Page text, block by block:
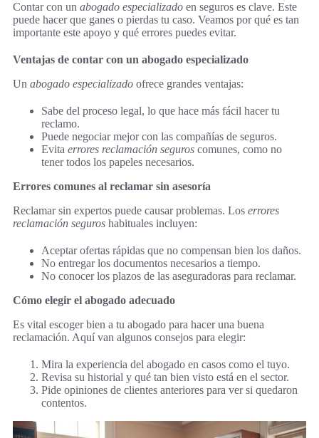
Contar con un abogado especializado en seguros es clave. Este
puede hacer que ganes o pierdas tu caso. Veamos por qué es tan
importante este apoyo y qué errores puedes evitar.
Ventajas de contar con un abogado especializado
Un abogado especializado ofrece grandes ventajas:
Sabe del proceso legal, lo que hace más fácil hacer tu
reclamo.
Puede negociar mejor con las compañías de seguros.
Evita errores reclamación seguros comunes, como no
tener todos los papeles necesarios.
Errores comunes al reclamar sin asesoría
Reclamar sin expertos puede causar problemas. Los errores
reclamación seguros habituales incluyen:
Aceptar ofertas rápidas que no compensan bien los daños.
No entregar los documentos necesarios a tiempo.
No conocer los plazos de las aseguradoras para reclamar.
Cómo elegir el abogado adecuado
Es vital escoger bien a tu abogado para hacer una buena
reclamación. Aquí van algunos consejos para elegir:
Mira la experiencia del abogado en casos como el tuyo.
Revisa su historial y qué tan bien visto está en el sector.
Pide opiniones de clientes anteriores para ver si quedaron
contentos.